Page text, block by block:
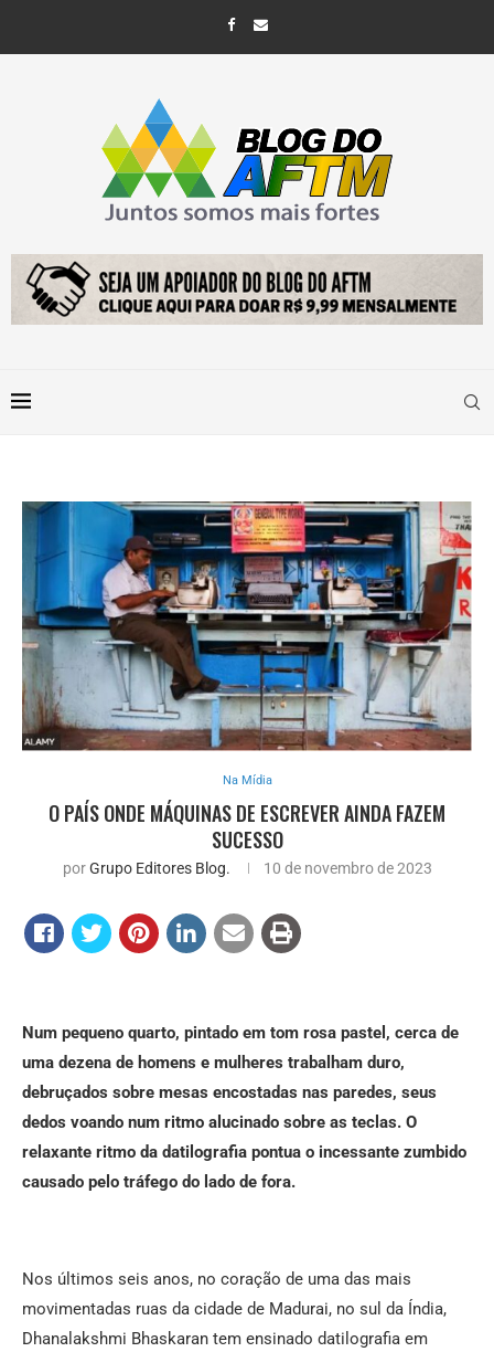
Na Mídia
O PAÍS ONDE MÁQUINAS DE ESCREVER AINDA FAZEM
SUCESSO
porGrupo Editores Blog. 10 de novembro de 2023
Num pequeno quarto, pintado em tom rosa pastel, cerca de
uma dezena de homens e mulheres trabalham duro,
debruçados sobre mesas encostadas nas paredes, seus
dedos voando num ritmo alucinado sobre as teclas. O
relaxante ritmo da datilografia pontua o incessante zumbido
causado pelo tráfego do lado de fora.
Nos últimos seis anos, no coração de uma das mais
movimentadas ruas da cidade de Madurai, no sul da Índia,
Dhanalakshmi Bhaskaran tem ensinado datilografia em